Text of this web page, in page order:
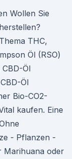
Wollen Sie
THC,
Öl (RSO)
Öl
Öl
Bio-CO2-
kaufen. Eine
- Pflanzen -
Marihuana oder